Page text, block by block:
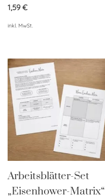
von 5
1,59€
inkl. MwSt.
Arbeitsblätter-Set
„Eisenhower-Matrix“